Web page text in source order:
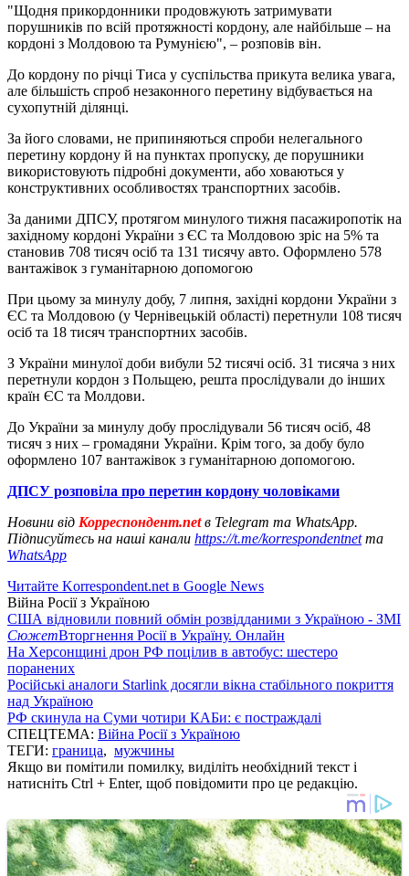
"Щодня прикордонники продовжують затримувати
порушників по всій протяжності кордону, але найбільше – на
кордоні з Молдовою та Румунією", – розповів він.
До кордону по річці Тиса у суспільства прикута велика увага,
але більшість спроб незаконного перетину відбувається на
сухопутній ділянці.
За його словами, не припиняються спроби нелегального
перетину кордону й на пунктах пропуску, де порушники
використовують підробні документи, або ховаються у
конструктивних особливостях транспортних засобів.
За даними ДПСУ, протягом минулого тижня пасажиропотік на
західному кордоні України з ЄС та Молдовою зріс на 5% та
становив 708 тисяч осіб та 131 тисячу авто. Оформлено 578
вантажівок з гуманітарною допомогою
При цьому за минулу добу, 7 липня, західні кордони України з
ЄС та Молдовою (у Чернівецькій області) перетнули 108 тисяч
осіб та 18 тисяч транспортних засобів.
З України минулої доби вибули 52 тисячі осіб. 31 тисяча з них
перетнули кордон з Польщею, решта прослідували до інших
країн ЄС та Молдови.
До України за минулу добу прослідували 56 тисяч осіб, 48
тисяч з них – громадяни України. Крім того, за добу було
оформлено 107 вантажівок з гуманітарною допомогою.
ДПСУ розповіла про перетин кордону чоловіками
Новини від Корреспондент.netв Telegram та WhatsApp.
Підписуйтесь на наші канали https://t.me/korrespondentnetта
WhatsApp
Читайте Korrespondent.net в Google News
Війна Росії з Україною
США відновили повний обмін розвідданими з Україною - ЗМІ
СюжетВторгнення Росії в Україну. Онлайн
На Херсонщині дрон РФ поцілив в автобус: шестеро
поранених
Російські аналоги Starlink досягли вікна стабільного покриття
над Україною
РФ скинула на Суми чотири КАБи: є постраждалі
СПЕЦТЕМА: Війна Росії з Україною
ТЕГИ: граница, мужчины
Якщо ви помітили помилку, виділіть необхідний текст і
натисніть Ctrl + Enter, щоб повідомити про це редакцію.